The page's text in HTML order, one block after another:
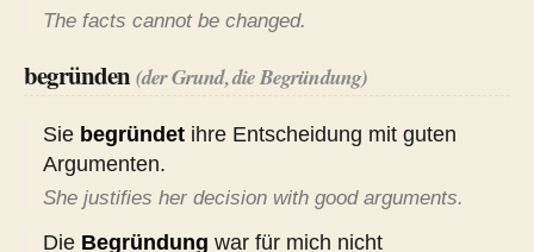
The facts cannot be changed.
begründen (der Grund, die Begründung)
Sie begründet ihre Entscheidung mit guten
Argumenten.
She justifies her decision with good arguments.
Die Begründung war für mich nicht